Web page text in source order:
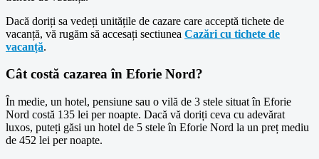
Dacă doriți sa vedeți unitățile de cazare care acceptă tichete de
vacanță, vă rugăm să accesați sectiunea Cazări cu tichete de
vacanță.
Cât costă cazarea în Eforie Nord?
În medie, un hotel, pensiune sau o vilă de 3 stele situat în Eforie
Nord costă 135 lei per noapte. Dacă vă doriți ceva cu adevărat
luxos, puteți găsi un hotel de 5 stele în Eforie Nord la un preț mediu
de 452 lei per noapte.